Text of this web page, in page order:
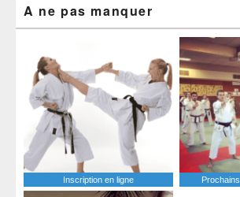
A ne pas manquer
Inscription en ligne